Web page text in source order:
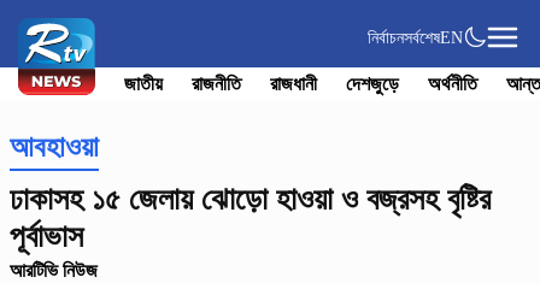
নির্বাচনসর্বশেষEN
জাতীয় রাজনীতি রাজধানী দেশজুড়ে অর্থনীতি
আবহাওয়া
ঢাকাসহ ১৫ জেলায় ঝোড়ো হাওয়া ও বজ্রসহ বৃষ্টির
পূর্বাভাস
আরটিভি নিউজ